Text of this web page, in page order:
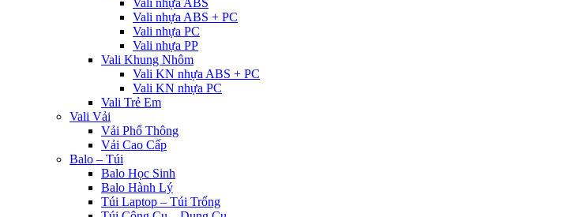
Vali nhựa ABS
Vali nhựa ABS + PC
Vali nhựa PC
Vali nhựa PP
Vali Khung Nhôm
Vali KN nhựa ABS + PC
Vali KN nhựa PC
Vali Trẻ Em
Vali Vải
Vải Phổ Thông
Vải Cao Cấp
Balo – Túi
Balo Học Sinh
Balo Hành Lý
Túi Laptop – Túi Trống